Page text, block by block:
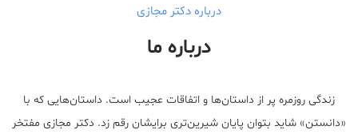
درباره دکتر مجازی
درباره ما
زندگی روزمره پر از داستان‌ها و اتفاقات عجیب است. داستان‌هایی که با
«دانستن» شاید بتوان پایان شیرین‌تری برایشان رقم زد. دکتر مجازی مفتخر